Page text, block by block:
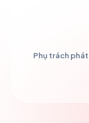
Phụ trách